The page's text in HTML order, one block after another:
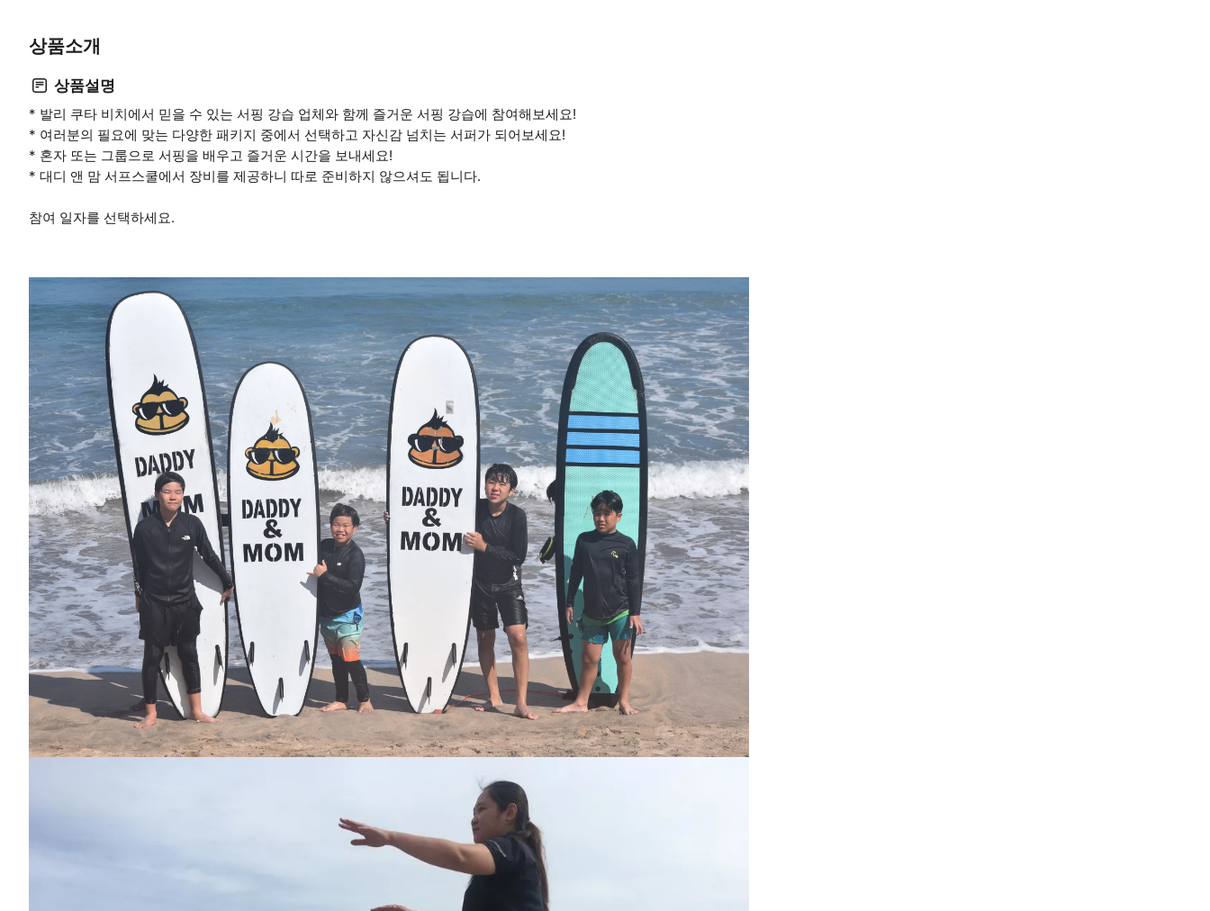
상품소개
상품설명
* 발리 쿠타 비치에서 믿을 수 있는 서핑 강습 업체와 함께 즐거운 서핑 강습에 참여해보세요!
* 여러분의 필요에 맞는 다양한 패키지 중에서 선택하고 자신감 넘치는 서퍼가 되어보세요!
* 혼자 또는 그룹으로 서핑을 배우고 즐거운 시간을 보내세요!
* 대디 앤 맘 서프스쿨에서 장비를 제공하니 따로 준비하지 않으셔도 됩니다.
참여 일자를 선택하세요.